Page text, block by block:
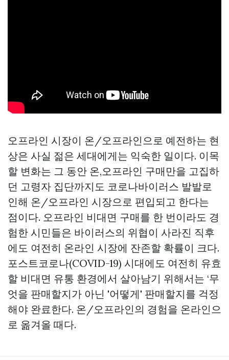
오프라인 시장이 온/오프라인으로 예전하는 현
상은 사실 젊은 세대에게는 익숙한 일이다. 이목
할 변화는 그 동안 온,오프라인 구매만을 고집하
던 고령자 집단까지도 코로나바이러스 발발로
인해 온/오프라인 시장으로 편입되고 한다는
점이다. 오프라인 비대면 구매를 한 번이라도 경
험한 시민들은 바이러스의 위협이 사라진 직후
에도 여전히 온라인 시장에 잔존할 확률이 크다.
포스트코로나(COVID-19) 시대에도 여전히 유효
할 비대면 유통 환경에서 살아남기 위해서는 ‘무
엇을 판매할지가 아닌 '어떻게' 판매할지를 걱정
해야 완료한다. 온/오프라인의 경험을 온라인으
로 옮겨올 때다.